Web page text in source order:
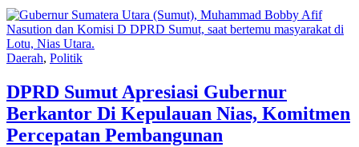
Daerah, Politik
DPRD Sumut Apresiasi Gubernur
Berkantor Di Kepulauan Nias, Komitmen
Percepatan Pembangunan